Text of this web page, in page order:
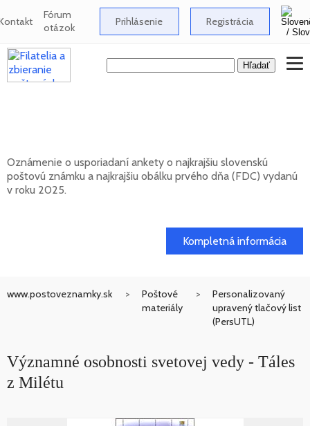
Fórum
otázok Prihlásenie Registrácia
Oznámenie o usporiadaní ankety o najkrajšiu slovenskú
poštovú známku a najkrajšiu obálku prvého dňa (FDC) vydanú
v roku 2025.
Kompletná informácia
www.postoveznamky.sk
Poštové
materiály
Personalizovaný
upravený tlačový list
(PersUTL)
Významné osobnosti svetovej vedy - Táles
z Milétu